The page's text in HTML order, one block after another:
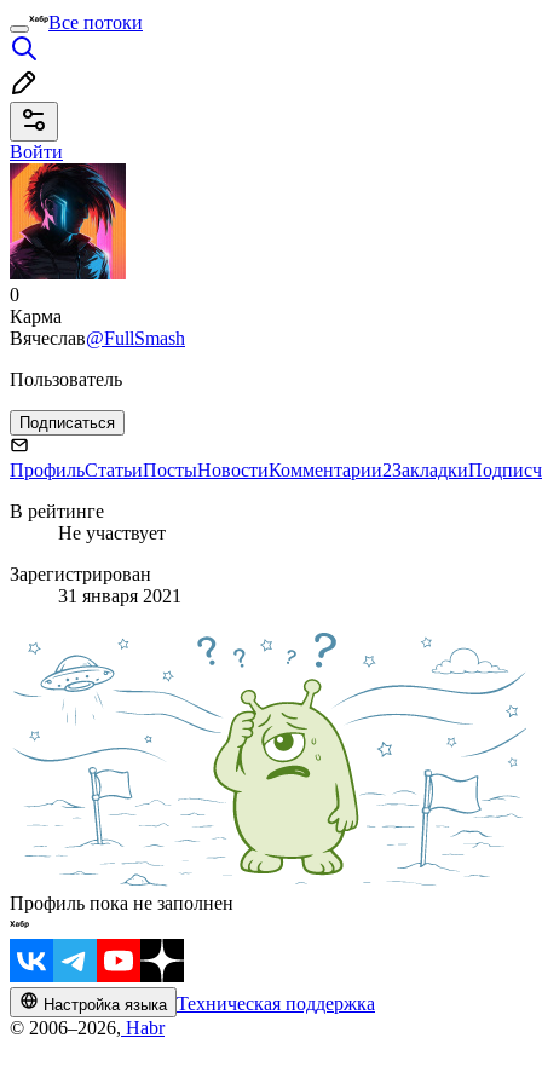
Все потоки
Войти
0
Карма
Вячеслав@FullSmash
Пользователь
Подписаться
ПрофильСтатьиПостыНовостиКомментарии2Закладки
В рейтинге
Не участвует
Зарегистрирован
31 января 2021
Профиль пока не заполнен
Настройка языка Техническая поддержка
© 2006–2026, Habr